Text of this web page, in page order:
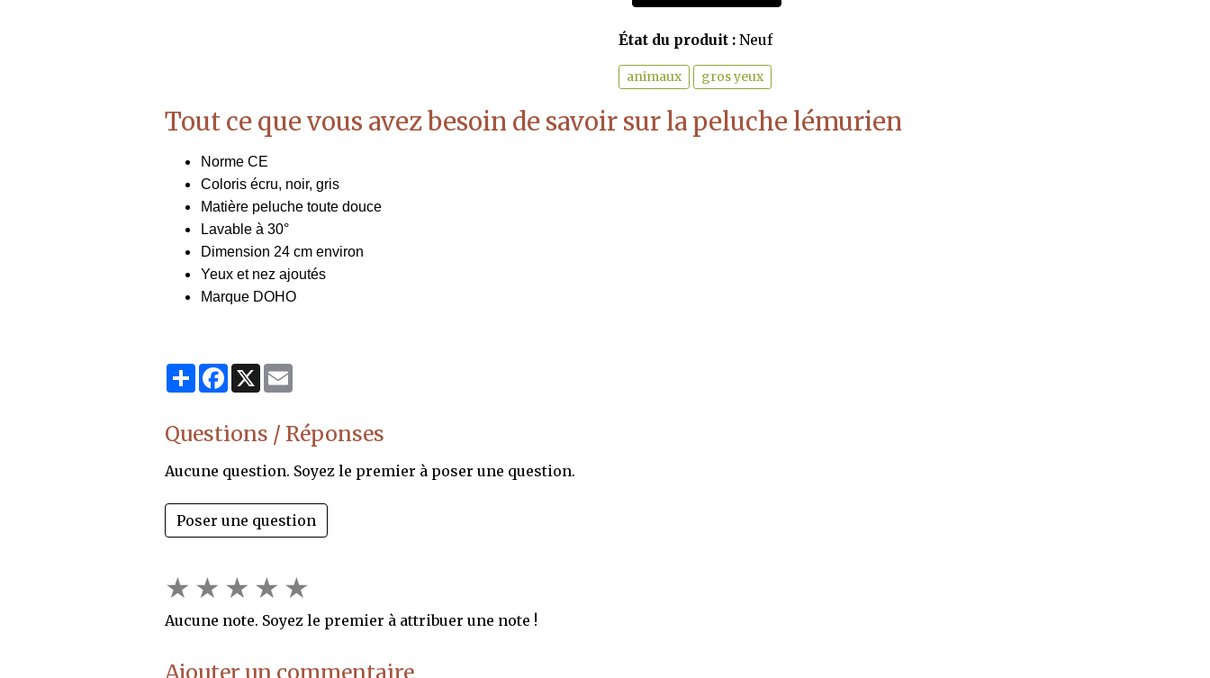
État du produit : Neuf
animaux gros yeux
Tout ce que vous avez besoin de savoir sur la peluche lémurien
Norme CE
Coloris écru, noir, gris
Matière peluche toute douce
Lavable à 30°
Dimension 24 cm environ
Yeux et nez ajoutés
Marque DOHO
PartagerFacebook
X
Questions / Réponses
Aucune question. Soyez le premier à poser une question.
Poser une question
★ ★ ★ ★ ★
Aucune note. Soyez le premier à attribuer une note !
Ajouter un commentaire